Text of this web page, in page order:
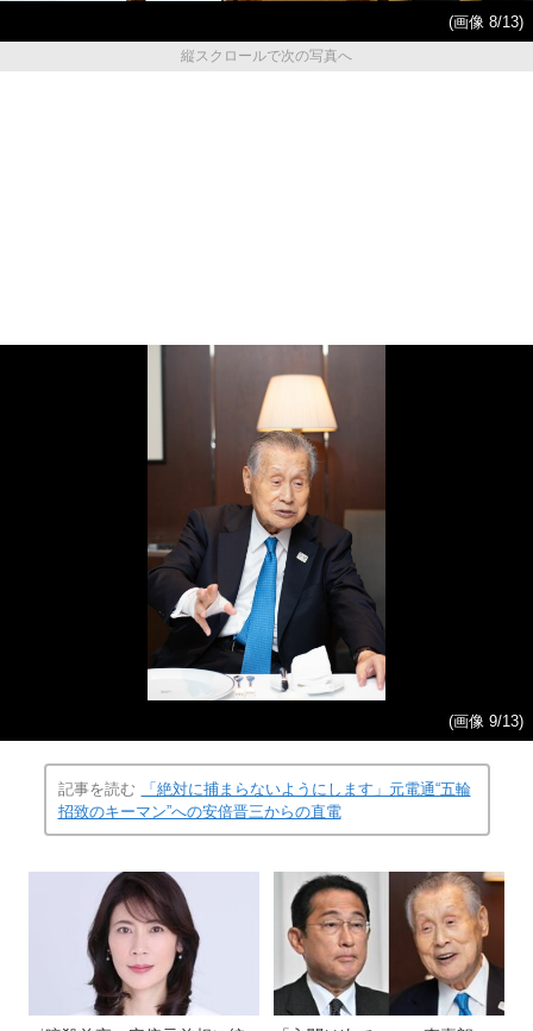
(画像 8/13)
縦スクロールで次の写真へ
(画像 9/13)
記事を読む
「絶対に捕まらないようにします」元電通“五輪
招致のキーマン”への安倍晋三からの直電